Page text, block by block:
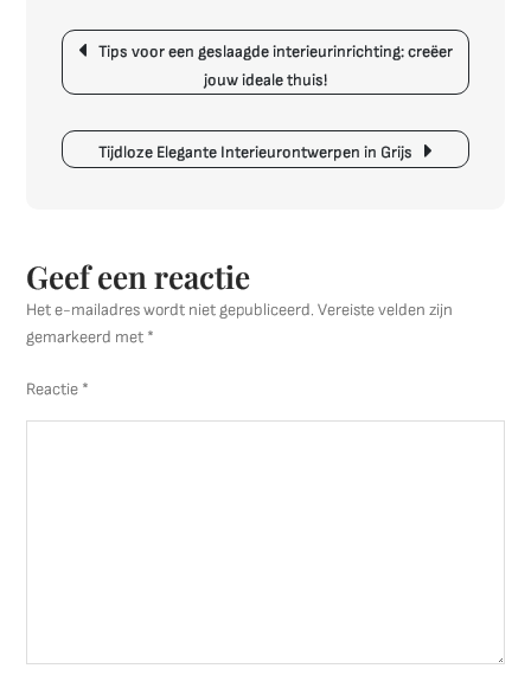
een
harmonieus
Berichtnavigatie
Tips voor een geslaagde interieurinrichting: creëer
jouw ideale thuis!
Tijdloze Elegante Interieurontwerpen in Grijs
Geef een reactie
Het e-mailadres wordt niet gepubliceerd. Vereiste velden zijn
gemarkeerd met *
Reactie *